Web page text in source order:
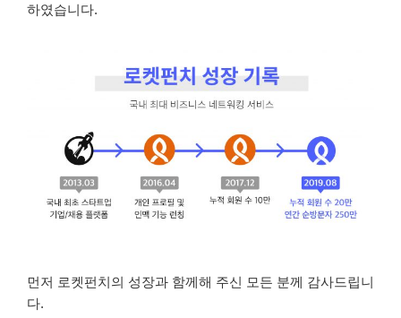
하였습니다.
먼저 로켓펀치의 성장과 함께해 주신 모든 분께 감사드립니
다.